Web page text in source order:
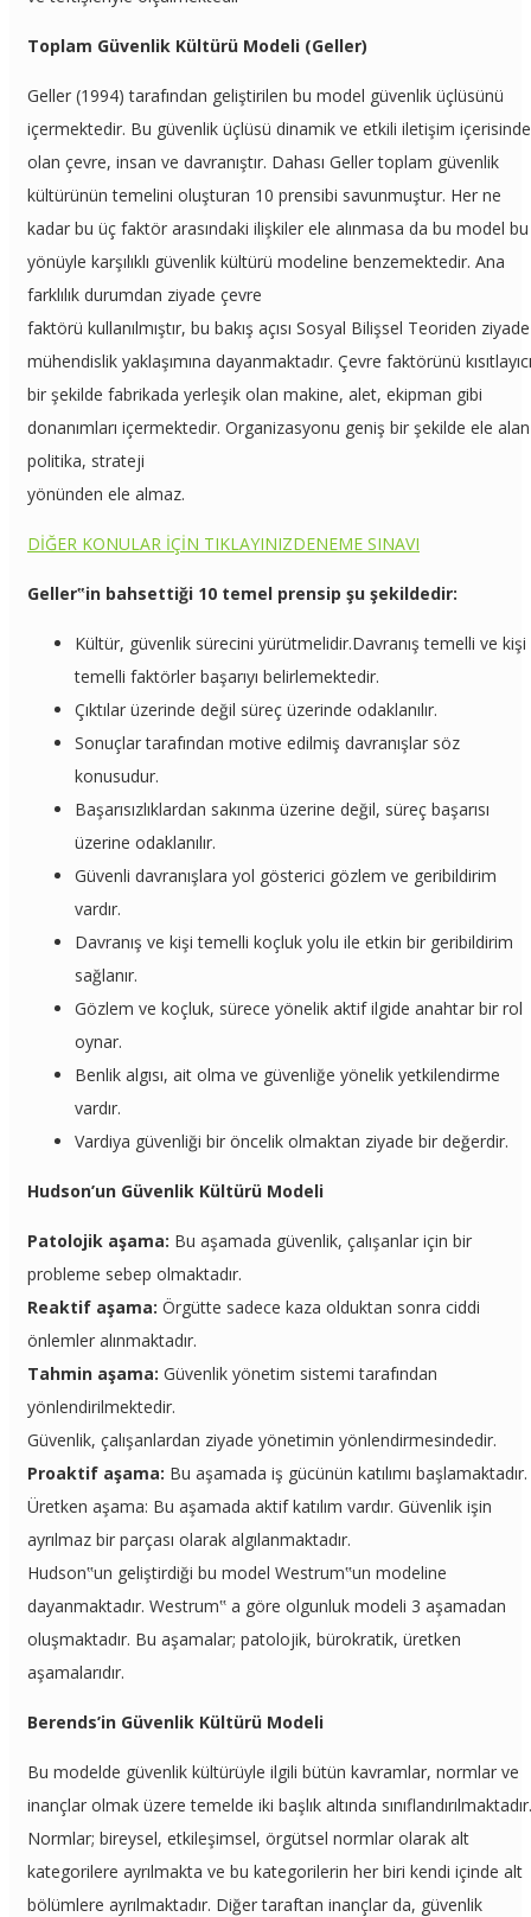
Toplam Güvenlik Kültürü Modeli (Geller)
Geller (1994) tarafından geliştirilen bu model güvenlik üçlüsünü
içermektedir. Bu güvenlik üçlüsü dinamik ve etkili iletişim içerisinde
olan çevre, insan ve davranıştır. Dahası Geller toplam güvenlik
kültürünün temelini oluşturan 10 prensibi savunmuştur. Her ne
kadar bu üç faktör arasındaki ilişkiler ele alınmasa da bu model bu
yönüyle karşılıklı güvenlik kültürü modeline benzemektedir. Ana
farklılık durumdan ziyade çevre
faktörü kullanılmıştır, bu bakış açısı Sosyal Bilişsel Teoriden ziyade
mühendislik yaklaşımına dayanmaktadır. Çevre faktörünü kısıtlayıcı
bir şekilde fabrikada yerleşik olan makine, alet, ekipman gibi
donanımları içermektedir. Organizasyonu geniş bir şekilde ele alan
politika, strateji
yönünden ele almaz.
DİĞER KONULAR İÇİN TIKLAYINIZDENEME SINAVI
Geller‟in bahsettiği 10 temel prensip şu şekildedir:
Kültür, güvenlik sürecini yürütmelidir.Davranış temelli ve kişi
temelli faktörler başarıyı belirlemektedir.
Çıktılar üzerinde değil süreç üzerinde odaklanılır.
Sonuçlar tarafından motive edilmiş davranışlar söz
konusudur.
Başarısızlıklardan sakınma üzerine değil, süreç başarısı
üzerine odaklanılır.
Güvenli davranışlara yol gösterici gözlem ve geribildirim
vardır.
Davranış ve kişi temelli koçluk yolu ile etkin bir geribildirim
sağlanır.
Gözlem ve koçluk, sürece yönelik aktif ilgide anahtar bir rol
oynar.
Benlik algısı, ait olma ve güvenliğe yönelik yetkilendirme
vardır.
Vardiya güvenliği bir öncelik olmaktan ziyade bir değerdir.
Hudson’un Güvenlik Kültürü Modeli
Patolojik aşama: Bu aşamada güvenlik, çalışanlar için bir
probleme sebep olmaktadır.
Reaktif aşama: Örgütte sadece kaza olduktan sonra ciddi
önlemler alınmaktadır.
Tahmin aşama: Güvenlik yönetim sistemi tarafından
yönlendirilmektedir.
Güvenlik, çalışanlardan ziyade yönetimin yönlendirmesindedir.
Proaktif aşama: Bu aşamada iş gücünün katılımı başlamaktadır.
Üretken aşama: Bu aşamada aktif katılım vardır. Güvenlik işin
ayrılmaz bir parçası olarak algılanmaktadır.
Hudson‟un geliştirdiği bu model Westrum‟un modeline
dayanmaktadır. Westrum‟ a göre olgunluk modeli 3 aşamadan
oluşmaktadır. Bu aşamalar; patolojik, bürokratik, üretken
aşamalarıdır.
Berends’in Güvenlik Kültürü Modeli
Bu modelde güvenlik kültürüyle ilgili bütün kavramlar, normlar ve
inançlar olmak üzere temelde iki başlık altında sınıflandırılmaktadır.
Normlar; bireysel, etkileşimsel, örgütsel normlar olarak alt
kategorilere ayrılmakta ve bu kategorilerin her biri kendi içinde alt
bölümlere ayrılmaktadır. Diğer taraftan inançlar da, güvenlik